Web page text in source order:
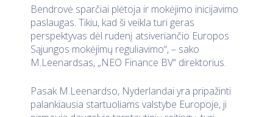
Bendrovė sparčiai plėtoja ir mokėjimo inicijavimo
paslaugas. Tikiu, kad ši veikla turi geras
perspektyvas dėl rudenį atsiveriančio Europos
Sąjungos mokėjimų reguliavimo“, – sako
M.Leenardsas, „NEO Finance BV“ direktorius.
Pasak M.Leenardso, Nyderlandai yra pripažinti
palankiausia startuoliams valstybe Europoje, ji